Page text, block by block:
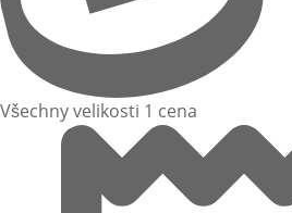
Všechny velikosti 1 cena